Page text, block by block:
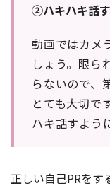
②ハキハキ話す
動画ではカメ
しょう。限ら
らないので、
とても大切で
ハキ話すよう
正しい自己PRをす